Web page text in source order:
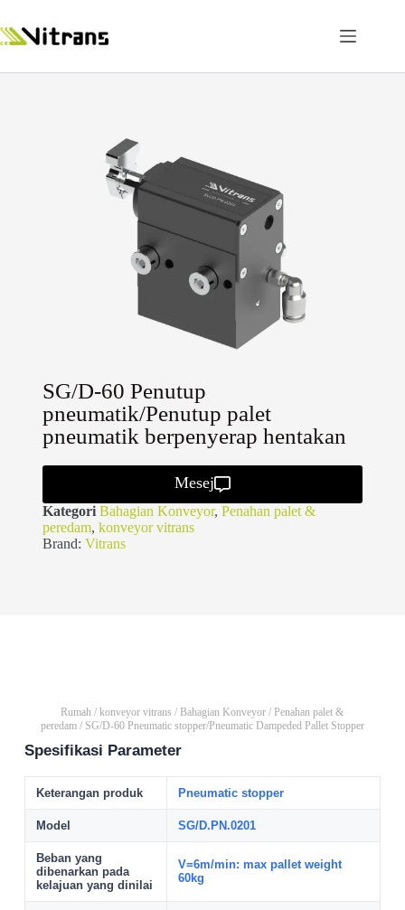
SG/D-60 Penutup
pneumatik/Penutup palet
pneumatik berpenyerap hentakan
Mesej
Kategori Bahagian Konveyor, Penahan palet &
peredam, konveyor vitrans
Brand: Vitrans
Rumah /konveyor vitrans / Bahagian Konveyor / Penahan palet &
peredam/ SG/D-60 Pneumatic stopper/Pneumatic Dampeded Pallet Stopper
Spesifikasi Parameter
Keterangan produk Pneumatic stopper
Model SG/D.PN.0201
Beban yang
dibenarkan pada
kelajuan yang dinilai
V=6m/min: max pallet weight
60kg